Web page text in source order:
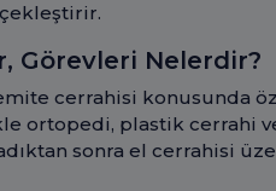
Görevleri Nelerdir?
cerrahisi konusunda
ortopedi, plastik cerrahi
sonra el cerrahisi